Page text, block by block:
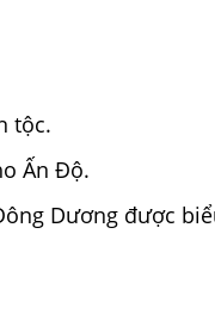
tộc.
Ấn Độ.
Dương được